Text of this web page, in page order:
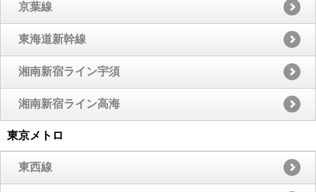
京葉線
東海道新幹線
湘南新宿ライン宇須
湘南新宿ライン高海
東京メトロ
東西線